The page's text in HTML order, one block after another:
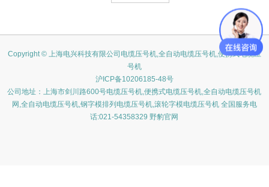
Copyright © 上海电兴科技有限公司电缆压号机,全自动电缆压号机,便携式电缆压
号机
沪ICP备10206185-48号
公司地址：上海市剑川路600号电缆压号机,便携式电缆压号机,全自动电缆压号机
网,全自动电缆压号机,钢字模排列电缆压号机,滚轮字模电缆压号机 全国服务电
话:021-54358329 野豹官网